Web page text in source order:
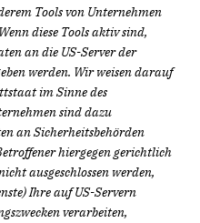
Tools von Unternehmen
diese Tools aktiv sind,
an die US-Server der
werden. Wir weisen darauf
im Sinne des
sind dazu
an Sicherheitsbehörden
hiergegen gerichtlich
ausgeschlossen werden,
Ihre auf US-Servern
verarbeiten,